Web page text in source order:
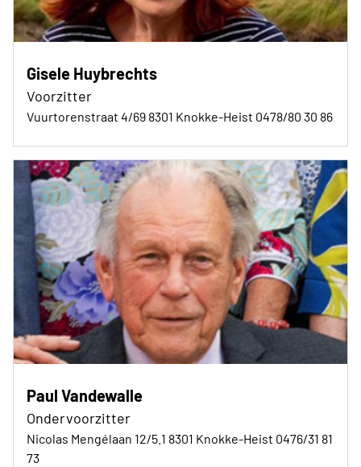
Gisele Huybrechts
Voorzitter
Vuurtorenstraat 4/69 8301 Knokke-Heist 0478/80 30 86
Paul Vandewalle
Ondervoorzitter
Nicolas Mengélaan 12/5.1 8301 Knokke-Heist 0476/31 81
73